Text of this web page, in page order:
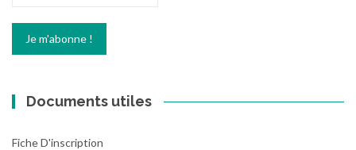
Documents utiles
Fiche D'inscription